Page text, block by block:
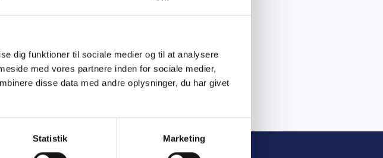
dig funktioner til sociale medier og til at analysere
med vores partnere inden for sociale medier,
disse data med andre oplysninger, du har givet
Statistik Marketing